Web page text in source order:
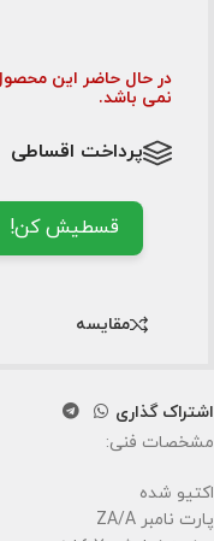
در حال حاضر این
نمی باشد.
پرداخت اقساطی
قسطیش کن!
مقایسه
اشتراک گذاری
مشخصات فنی:
اکتیو شده
پارت نامبر ZA/A